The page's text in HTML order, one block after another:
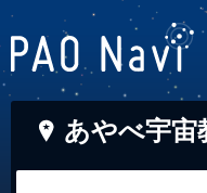
あやべ宇宙